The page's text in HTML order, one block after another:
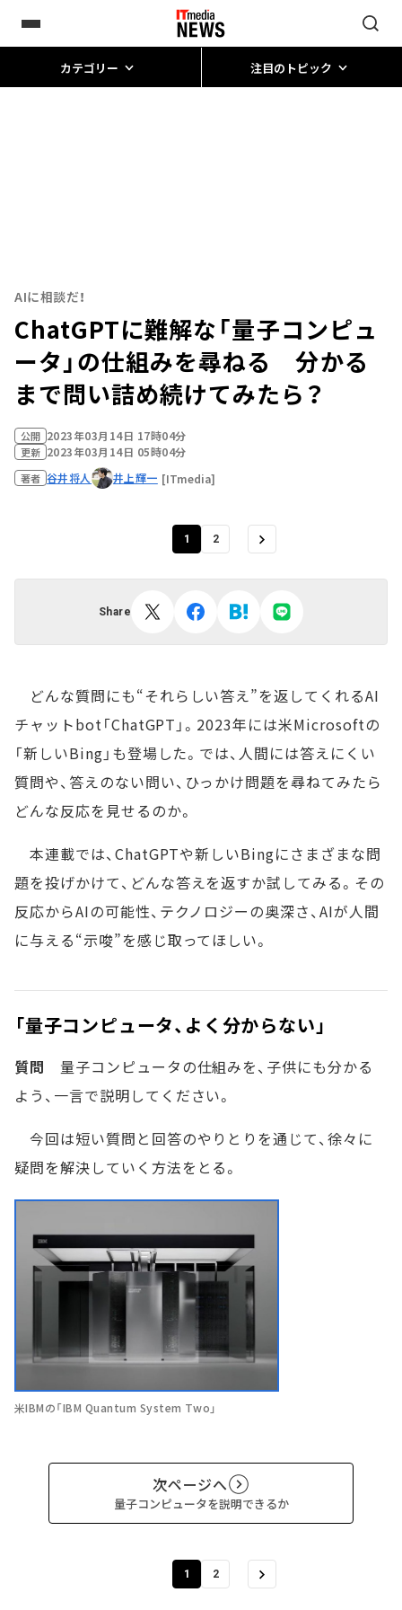
カテゴリー 注目のトピック
AIに相談だ！
ChatGPTに難解な「量子コンピュ
ータ」の仕組みを尋ねる 分かる
まで問い詰め続けてみたら？
公開 2023年03月14日 17時04分
更新 2023年03月14日 05時04分
著者 谷井将人 井上輝一 [ITmedia]
1 2
Share
どんな質問にも“それらしい答え”を返してくれるAI
チャットbot「ChatGPT」。2023年には米Microsoftの
「新しいBing」も登場した。では、人間には答えにくい
質問や、答えのない問い、ひっかけ問題を尋ねてみたら
どんな反応を見せるのか。
本連載では、ChatGPTや新しいBingにさまざまな問
題を投げかけて、どんな答えを返すか試してみる。その
反応からAIの可能性、テクノロジーの奥深さ、AIが人間
に与える“示唆”を感じ取ってほしい。
「量子コンピュータ、よく分からない」
質問 量子コンピュータの仕組みを、子供にも分かる
よう、一言で説明してください。
今回は短い質問と回答のやりとりを通じて、徐々に
疑問を解決していく方法をとる。
米IBMの「IBM Quantum System Two」
次ページへ
量子コンピュータを説明できるか
1 2